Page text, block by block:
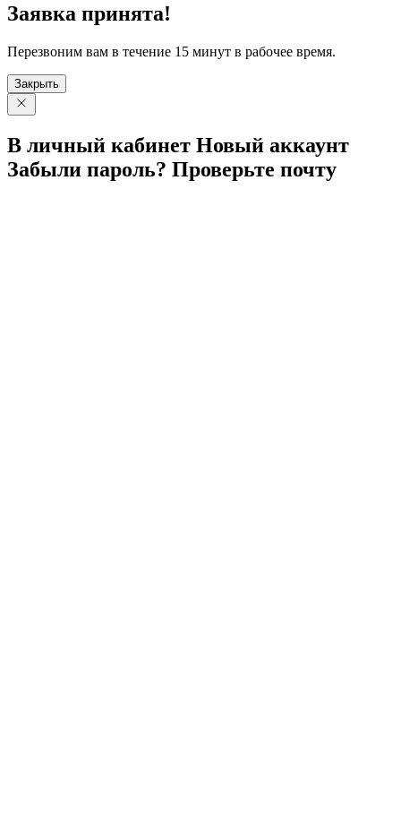
Заявка принята!
Перезвоним вам в течение 15 минут в рабочее время.
Закрыть
В личный кабинет Новый аккаунт
Забыли пароль? Проверьте почту